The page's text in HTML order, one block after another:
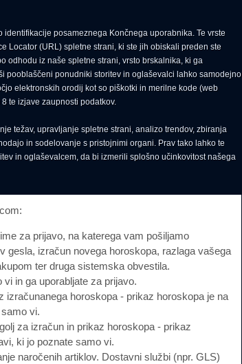
posameznega Končnega uporabnika. Te vrste
Locator (URL) spletne strani, ki ste jih obiskali preden ste
odhodu iz naše spletne strani, vrsto brskalnika, ki ga
pooblaščeni ponudniki storitev in oglaševalci lahko samodejno
elektronskih orodij kot so piškotki in merilne kode (web
te izjave zaupnosti podatkov.
težav, upravljanje spletne strani, analizo trendov, zbiranja
in sodelovanje s pristojnimi organi. Prav tako lahko te
in oglaševalcem, da bi izmerili splošno učinkovitost našega
za prijavo, na katerega vam pošiljamo
gesla, izračun novega horoskopa, razlaga vašega
ter druga sistemska obvestila.
in ga uporabljate za prijavo.
izračunanega horoskopa - prikaz horoskopa je na
vi.
za izračun in prikaz horoskopa - prikaz
ki jo poznate samo vi.
naročenih artiklov. Dostavni službi (npr. GLS)